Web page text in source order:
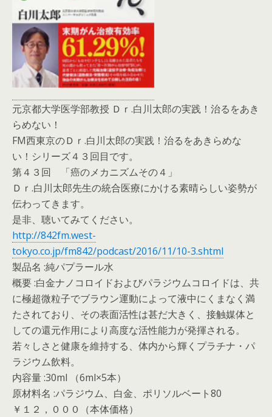
元京都大学医学部教授 Ｄｒ.白川太郎の実践！治るをあき
らめない！
FM西東京のＤｒ.白川太郎の実践！治るをあきらめな
い！シリーズ４３回目です。
第４３回 「癌のメカニズムその４」
Ｄｒ.白川太郎先生の統合医療にかける素晴らしい姿勢が
伝わってきます。
是非、聴いてみてください。
http://842fm.west-
tokyo.co.jp/fm842/podcast/2016/11/10-3.shtml
製品名 :純パプラール水
概要 :白金ナノコロイドおよびパラジウムコロイドは、共
に極超微粒子でブラウン運動によって液中にくまなく満
たされており、その表面活性は甚だ大きく、接触媒体と
しての還元作用により高度な活性能力が発揮される。
若々しさと健康を維持する、体内から輝くプラチナ・パ
ラジウム飲料。
内容量 :30ml （6ml×5本）
原材料名 :パラジウム、白金、ポリソルベート80
￥１２，０００（本体価格）